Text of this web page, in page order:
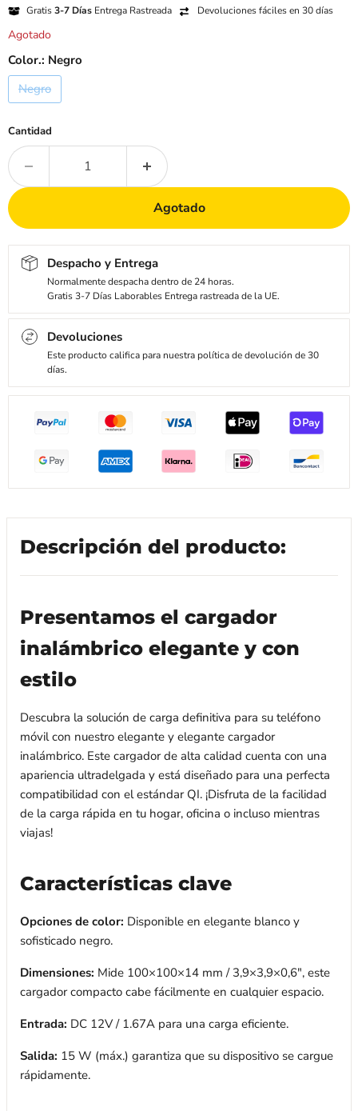
Gratis3-7 Días Entrega Rastreada Devoluciones fáciles en 30 días
Agotado
Color.: Negro
Negro
Cantidad
Agotado
Despacho y Entrega
Normalmente despacha dentro de 24 horas.
Gratis 3-7 Días Laborables Entrega rastreada de la UE.
Devoluciones
Este producto califica para nuestra política de devolución de 30
días.
Descripción del producto:
Presentamos el cargador
inalámbrico elegante y con
estilo
Descubra la solución de carga definitiva para su teléfono
móvil con nuestro elegante y elegante cargador
inalámbrico. Este cargador de alta calidad cuenta con una
apariencia ultradelgada y está diseñado para una perfecta
compatibilidad con el estándar QI. ¡Disfruta de la facilidad
de la carga rápida en tu hogar, oficina o incluso mientras
viajas!
Características clave
Opciones de color: Disponible en elegante blanco y
sofisticado negro.
Dimensiones: Mide 100×100×14 mm / 3,9×3,9×0,6", este
cargador compacto cabe fácilmente en cualquier espacio.
Entrada: DC 12V / 1.67A para una carga eficiente.
Salida: 15 W (máx.) garantiza que su dispositivo se cargue
rápidamente.